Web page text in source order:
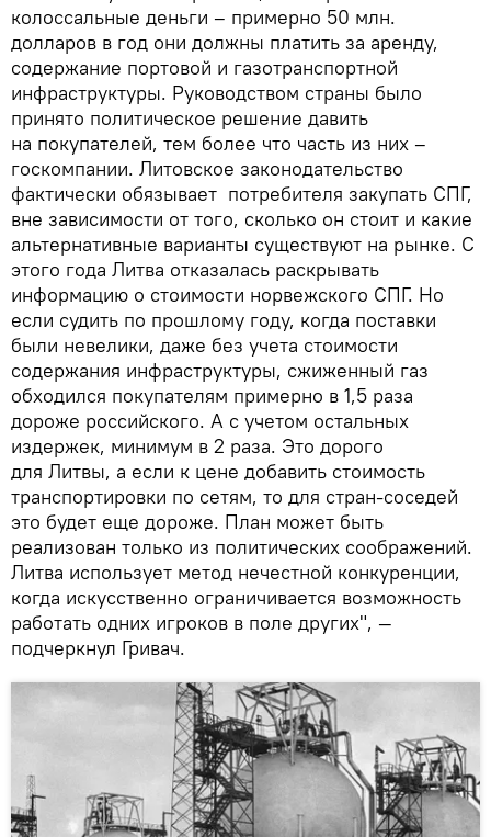
колоссальные деньги – примерно 50 млн.
долларов в год они должны платить за аренду,
содержание портовой и газотранспортной
инфраструктуры. Руководством страны было
принято политическое решение давить
на покупателей, тем более что часть из них –
госкомпании. Литовское законодательство
фактически обязывает потребителя закупать СПГ,
вне зависимости от того, сколько он стоит и какие
альтернативные варианты существуют на рынке. С
этого года Литва отказалась раскрывать
информацию о стоимости норвежского СПГ. Но
если судить по прошлому году, когда поставки
были невелики, даже без учета стоимости
содержания инфраструктуры, сжиженный газ
обходился покупателям примерно в 1,5 раза
дороже российского. А с учетом остальных
издержек, минимум в 2 раза. Это дорого
для Литвы, а если к цене добавить стоимость
транспортировки по сетям, то для стран-соседей
это будет еще дороже. План может быть
реализован только из политических соображений.
Литва использует метод нечестной конкуренции,
когда искусственно ограничивается возможность
работать одних игроков в поле других", —
подчеркнул Гривач.